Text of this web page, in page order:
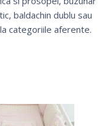
, baldachin dublu sau
categoriile aferente.